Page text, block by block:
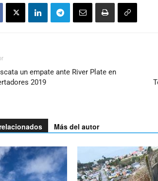
un empate ante River Plate en
2019
Más del autor